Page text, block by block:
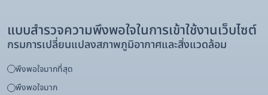
แบบสำรวจความพึงพอใจในการเข้าใช้งานเว็บไซต์
กรมการเปลี่ยนแปลงสภาพภูมิอากาศและสิ่งแวดล้อม
พึงพอใจมากที่สุด
พึงพอใจมาก